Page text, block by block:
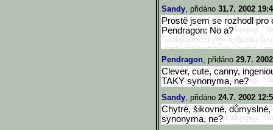
Sandy, přidáno 31.7. 2002
Prostě jsem se rozhodl
Pendragon: No a?
Pendragon, přidáno 29.7.
Clever, cute, canny,
TAKY synonyma, ne?
Sandy, přidáno 24.7. 2002
Chytré, šikovné,
synonyma, ne?